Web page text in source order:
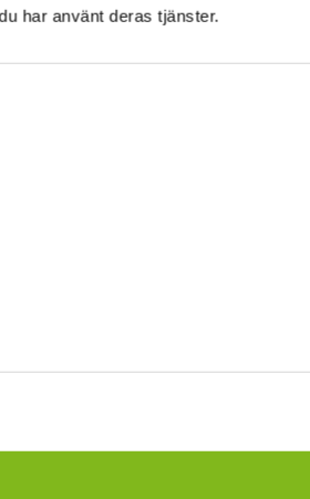
har använt deras tjänster.